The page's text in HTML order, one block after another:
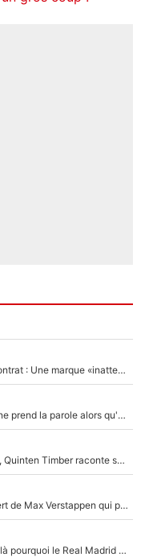
Kylian Mbappé lâche Nike pour un très gros contrat : Une marque «inattendue» va frapper très fort
Ferran Torres a dit oui au PSG : Le FC Barcelone prend la parole alors qu'un transfert de l'attaquant espagnol prend forme
En plein cauchemar après son transfert à l'OM, Quinten Timber raconte ses doutes après sa signature à Marseille
F1 - Une légende de McLaren refuse le transfert de Max Verstappen qui pourrait «faire des vagues» et plomber l'ambiance dans l'équipe
Yan Diomandé était trop cher pour le PSG : Voilà pourquoi le Real Madrid a accepté de payer la somme record de 140M€ pour boucler son transfert !